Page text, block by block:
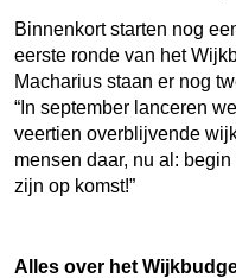
Binnenkort starten nog
eerste ronde van het
Macharius staan er nog
“In september lanceren
veertien overblijvende
mensen daar, nu al:
zijn op komst!”
Alles over het